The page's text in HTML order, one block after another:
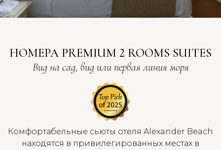
НОМЕРА PREMIUM 2 ROOMS SUITES
Вид на сад, вид или первая линия моря
Комфортабельные сьюты отеля Alexander Beach
находятся в привилегированных местах в